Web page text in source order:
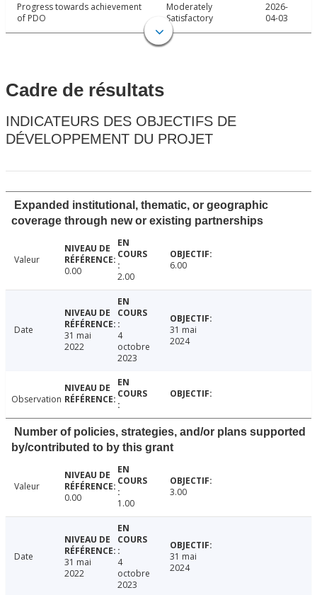
Progress towards achievement
of PDO
Moderately
Satisfactory
2026-
04-03
Cadre de résultats
INDICATEURS DES OBJECTIFS DE
DÉVELOPPEMENT DU PROJET
Expanded institutional, thematic, or geographic
coverage through new or existing partnerships
Valeur
0.00
2.00
6.00
Date
31 mai
2022
4
octobre
2023
31 mai
2024
Observation
Number of policies, strategies, and/or plans supported
by/contributed to by this grant
Valeur
0.00
1.00
3.00
Date
31 mai
2022
4
octobre
2023
31 mai
2024